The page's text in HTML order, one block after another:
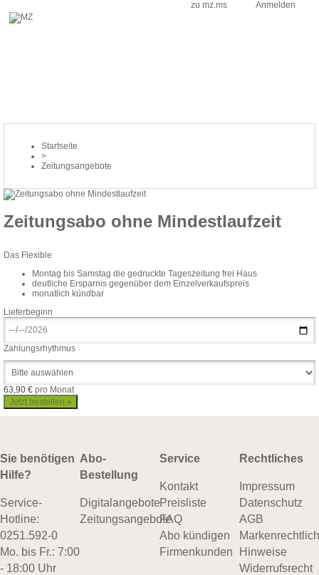
zu mz.ms Anmelden
Startseite
>
Zeitungsangebote
Zeitungsabo ohne Mindestlaufzeit
Das Flexible
Montag bis Samstag die gedruckte Tageszeitung frei Haus
deutliche Ersparnis gegenüber dem Einzelverkaufspreis
monatlich kündbar
Lieferbeginn
Zahlungsrhythmus
63,90 € pro Monat
Sie benötigen
Hilfe?
Service-
Hotline:
0251.592-0
Mo. bis Fr.: 7:00
- 18:00 Uhr
Abo-
Bestellung
Digitalangebote
Zeitungsangebote
Service
Kontakt
Preisliste
FAQ
Abo kündigen
Firmenkunden
Rechtliches
Impressum
Datenschutz
AGB
Hinweise
Widerrufsrecht